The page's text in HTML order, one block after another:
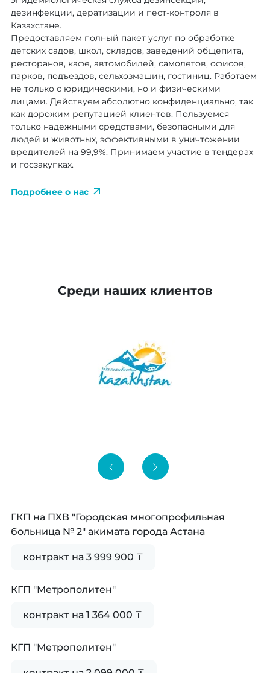
дезинфекции, дератизации и пест-контроля в
Казахстане.
Предоставляем полный пакет услуг по обработке
детских садов, школ, складов, заведений общепита,
ресторанов, кафе, автомобилей, самолетов, офисов,
парков, подъездов, сельхозмашин, гостиниц. Работаем
не только с юридическими, но и физическими
лицами. Действуем абсолютно конфиденциально, так
как дорожим репутацией клиентов. Пользуемся
только надежными средствами, безопасными для
людей и животных, эффективными в уничтожении
вредителей на 99,9%. Принимаем участие в тендерах
и госзакупках.
Подробнее о нас
Среди наших клиентов
ГКП на ПХВ "Городская многопрофильная
больница № 2" акимата города Астана
контракт на 3 999 900 ₸
КГП "Метрополитен"
контракт на 1 364 000 ₸
КГП "Метрополитен"